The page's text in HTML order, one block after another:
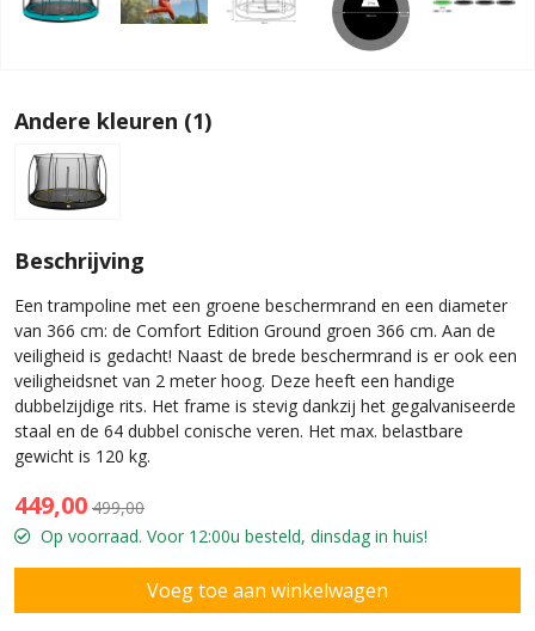
Andere kleuren (1)
Beschrijving
Een trampoline met een groene beschermrand en een diameter
van 366 cm: de Comfort Edition Ground groen 366 cm. Aan de
veiligheid is gedacht! Naast de brede beschermrand is er ook een
veiligheidsnet van 2 meter hoog. Deze heeft een handige
dubbelzijdige rits. Het frame is stevig dankzij het gegalvaniseerde
staal en de 64 dubbel conische veren. Het max. belastbare
gewicht is 120 kg.
449,00 499,00
Op voorraad. Voor 12:00u besteld, dinsdag in huis!